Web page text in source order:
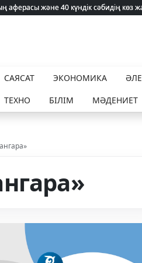
аферасы және 40 күндік сәбидің
аферасы және 40 күндік сәбидің
САЯСАТ ЭКОНОМИКА
ТЕХНО БІЛІМ МӘДЕНИЕТ